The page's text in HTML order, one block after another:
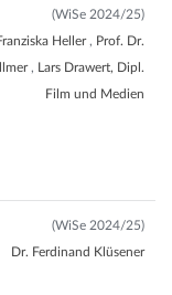
(WiSe 2024/25)
Heller , Prof. Dr.
, Lars Drawert, Dipl.
Film und Medien
(WiSe 2024/25)
Dr. Ferdinand Klüsener